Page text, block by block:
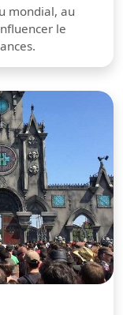
mondial, au
le